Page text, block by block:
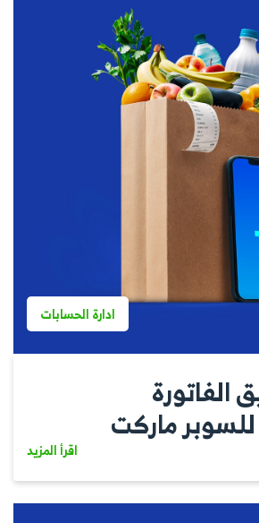
ادارة الحسابات
الفاتورة
للسوبر ماركت
اقرأ المزيد